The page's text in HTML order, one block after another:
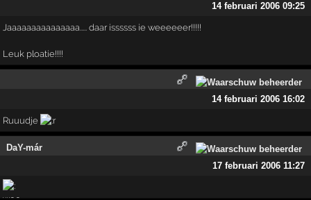
14 februari 2006 09:25
Jaaaaaaaaaaaaaaa..... daar issssss ie weeeeeer!!!!!
Leuk ploatie!!!!
14 februari 2006 16:02
Ruuudje
DaY-már
17 februari 2006 11:27